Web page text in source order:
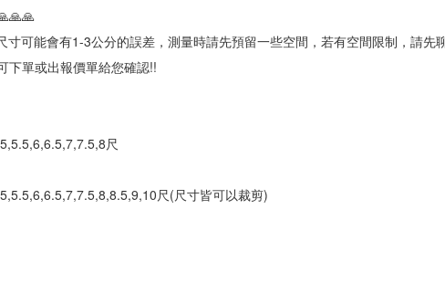
可能會有1-3公分的誤差，測量時請先預留一些空間，若有空間限制，請先
下單或出報價單給您確認!!
尺
尺(尺寸皆可以裁剪)